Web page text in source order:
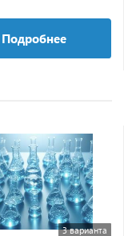
Подробнее
3 варианта